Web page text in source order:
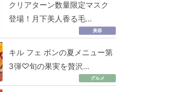
クリアターン数量限定マスク
登場！月下美人香る毛…
美容
キル フェ ボンの夏メニュー第
3弾♡旬の果実を贅沢…
グルメ